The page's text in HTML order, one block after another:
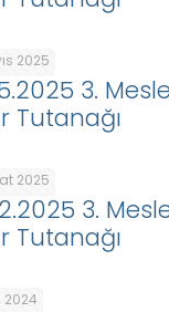
2025
3.
Tutanağı
2025
3.
Tutanağı
2024